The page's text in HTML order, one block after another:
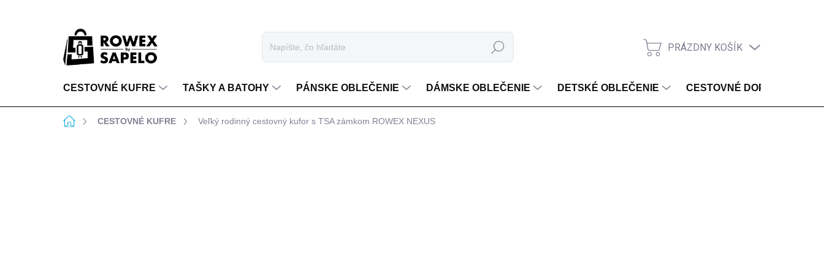
Hľadať NÁKUPNÝ KOŠÍK
PRÁZDNY KOŠÍK
CESTOVNÉ KUFRE TAŠKY A BATOHY PÁNSKE OBLEČENIE DÁMSKE OBLEČENIE DETSKÉ OBLEČENIE CESTOVNÉ DOPLNKY
DomovCESTOVNÉ KUFRE Veľký rodinný cestovný kufor s TSA zámkom ROWEX NEXUS